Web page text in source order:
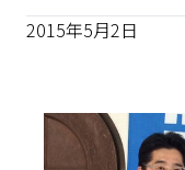
2015年5月2日